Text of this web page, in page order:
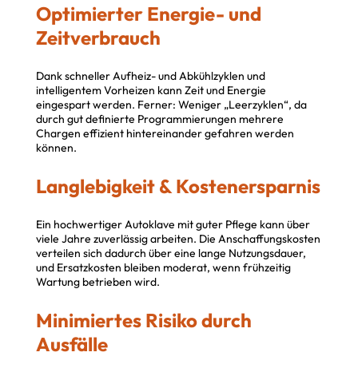
Optimierter Energie- und
Zeitverbrauch
Dank schneller Aufheiz- und Abkühlzyklen und
intelligentem Vorheizen kann Zeit und Energie
eingespart werden. Ferner: Weniger „Leerzyklen“, da
durch gut definierte Programmierungen mehrere
Chargen effizient hintereinander gefahren werden
können.
Langlebigkeit & Kostenersparnis
Ein hochwertiger Autoklave mit guter Pflege kann über
viele Jahre zuverlässig arbeiten. Die Anschaffungskosten
verteilen sich dadurch über eine lange Nutzungsdauer,
und Ersatzkosten bleiben moderat, wenn frühzeitig
Wartung betrieben wird.
Minimiertes Risiko durch
Ausfälle